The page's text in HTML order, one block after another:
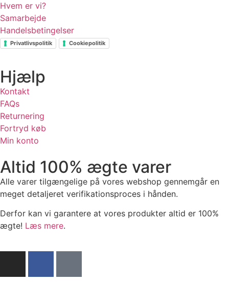
Hvem er vi?
Samarbejde
Handelsbetingelser
Privatlivspolitik Cookiepolitik
Hjælp
Kontakt
FAQs
Returnering
Fortryd køb
Min konto
Altid 100% ægte varer
Alle varer tilgængelige på vores webshop gennemgår en
meget detaljeret verifikationsproces i hånden.
Derfor kan vi garantere at vores produkter altid er 100%
ægte! Læs mere.